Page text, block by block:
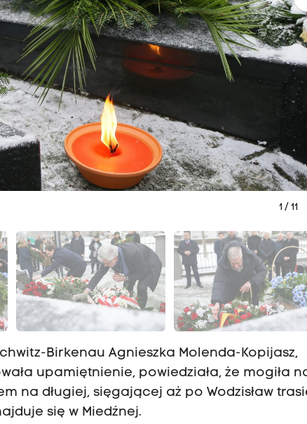
1/ 11
Birkenau Agnieszka Molenda-Kopijasz,
upamiętnienie, powiedziała, że mogiła
na długiej, sięgającej aż po Wodzisław
się w Miedźnej.